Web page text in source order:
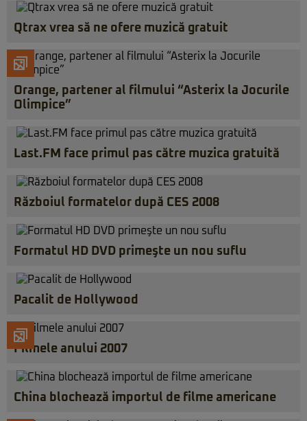
Qtrax vrea să ne ofere muzică gratuit
Orange, partener al filmului “Asterix la Jocurile
Olimpice”
Last.FM face primul pas către muzica gratuită
Războiul formatelor după CES 2008
Formatul HD DVD primeşte un nou suflu
Pacalit de Hollywood
Filmele anului 2007
China blochează importul de filme americane